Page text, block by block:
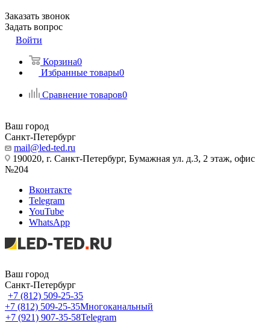
Заказать звонок
Задать вопрос
Войти
Корзина0
Избранные товары0
Сравнение товаров0
Ваш город
Санкт-Петербург
mail@led-ted.ru
190020, г. Санкт-Петербург, Бумажная ул. д.3, 2 этаж, офис
№204
Вконтакте
Telegram
YouTube
WhatsApp
Ваш город
Санкт-Петербург
+7 (812) 509-25-35
+7 (812) 509-25-35Многоканальный
+7 (921) 907-35-58Telegram